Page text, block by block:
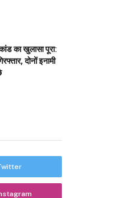
का खुलासा पूरा:
दोनों इनामी